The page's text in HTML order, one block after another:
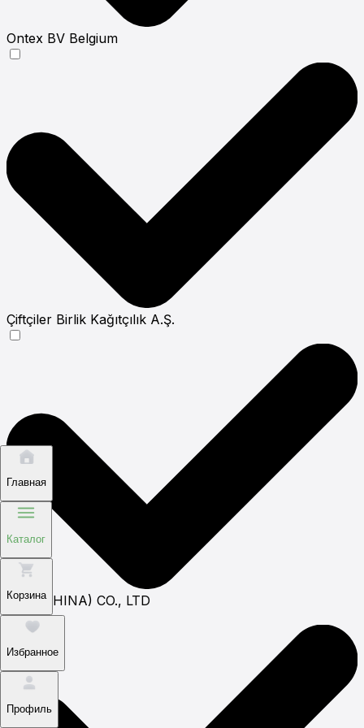
Ontex BV Belgium
Çiftçiler Birlik Kağıtçılık A.Ş.
AAB (CHINA) CO., LTD
Главная
Каталог
Корзина
Избранное
Профиль